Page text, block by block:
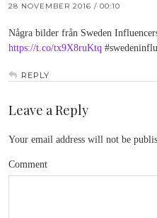
28 NOVEMBER 2016 / 00:10
Några bilder från Sweden
https://t.co/tx9X8ruKtq
REPLY
Leave a Reply
Your email address will not be
Comment